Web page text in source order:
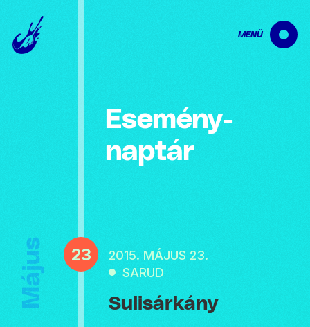
MENÜ
Esemény­
naptár
Május 23
2015. MÁJUS 23.
SARUD
Sulisárkány